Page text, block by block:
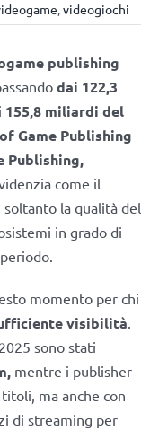
,videogiochi
publishing
dai 122,3
155,8 miliardi del
Game Publishing
Publishing,
come il
la qualità del
in grado di
momento per chi
visibilità.
sono stati
mentre i publisher
ma anche con
di streaming per